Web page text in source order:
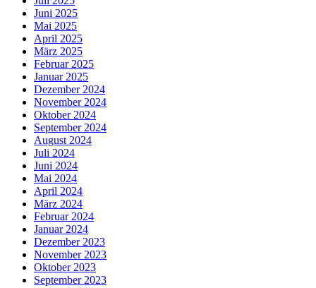
Juni 2025
Mai 2025
April 2025
März 2025
Februar 2025
Januar 2025
Dezember 2024
November 2024
Oktober 2024
September 2024
August 2024
Juli 2024
Juni 2024
Mai 2024
April 2024
März 2024
Februar 2024
Januar 2024
Dezember 2023
November 2023
Oktober 2023
September 2023